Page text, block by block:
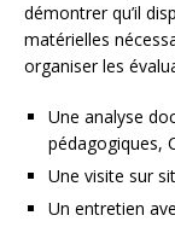
démontrer qu’il
matérielles
organiser les
Une analyse
pédagogiques,
Une visite sur
Un entretien